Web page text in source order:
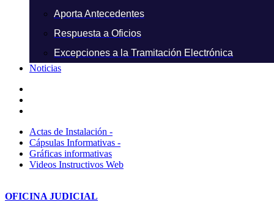
Aporta Antecedentes
Respuesta a Oficios
Excepciones a la Tramitación Electrónica
Noticias
Actas de Instalación -
Cápsulas Informativas -
Gráficas informativas
Videos Instructivos Web
OFICINA JUDICIAL